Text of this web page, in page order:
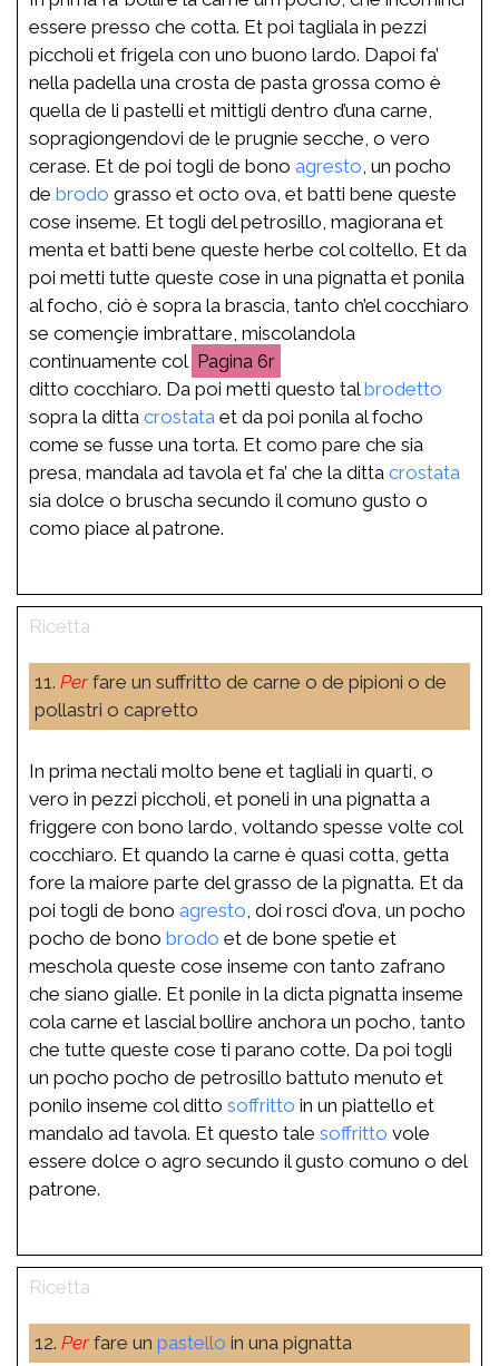
essere presso che cotta. Et poi tagliala in pezzi
piccholi et frigela con uno buono lardo. Dapoi fa’
nella padella una crosta de pasta grossa como è
quella de li pastelli et mittigli dentro d’una carne,
sopragiongendovi de le prugnie secche, o vero
cerase. Et de poi togli de bono agresto , un pocho
de brodo grasso et octo ova, et batti bene queste
cose inseme. Et togli del petrosillo, magiorana et
menta et batti bene queste herbe col coltello. Et da
poi metti tutte queste cose in una pignatta et ponila
al focho, ciò è sopra la brascia, tanto ch’el cocchiaro
se començie imbrattare, miscolandola
continuamente col
6r
ditto cocchiaro. Da poi metti questo talbrodetto
sopra la ditta crostata et da poi ponila al focho
come se fusse una torta. Et como pare che sia
presa, mandala ad tavola et fa’ che la ditta crostata
sia dolce o bruscha secundo il comuno gusto o
como piace al patrone.
11. Perfare un suffritto de carne o de pipioni o de
pollastri o capretto
In prima nectali molto bene et tagliali in quarti, o
vero in pezzi piccholi, et poneli in una pignatta a
friggere con bono lardo, voltando spesse volte col
cocchiaro. Et quando la carne è quasi cotta, getta
fore la maiore parte del grasso de la pignatta. Et da
poi togli de bono agresto , doi rosci d’ova, un pocho
pocho de bono brodo et de bone spetie et
meschola queste cose inseme con tanto zafrano
che siano gialle. Et ponile in la dicta pignatta inseme
cola carne et lascial bollire anchora un pocho, tanto
che tutte queste cose ti parano cotte. Da poi togli
un pocho pocho de petrosillo battuto menuto et
ponilo inseme col ditto soffritto in un piattello et
mandalo ad tavola. Et questo tale soffritto vole
essere dolce o agro secundo il gusto comuno o del
patrone.
12. Perfare un pastello in una pignatta